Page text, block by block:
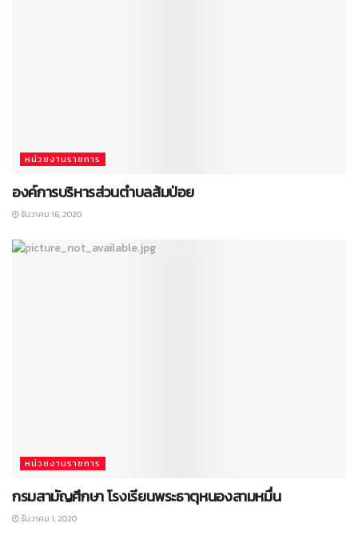
หน่วยงานราชการ
องค์การบริหารส่วนตำบลส้มป่อย
ธันวาคม 16, 2020
หน่วยงานราชการ
กรมสามัญศึกษา โรงเรียนพระธาตุหนองสามหมื่น
ธันวาคม 1, 2020